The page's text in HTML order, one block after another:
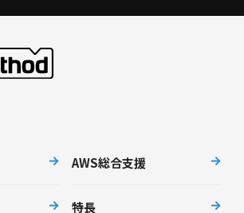
AWS総合支援
特長